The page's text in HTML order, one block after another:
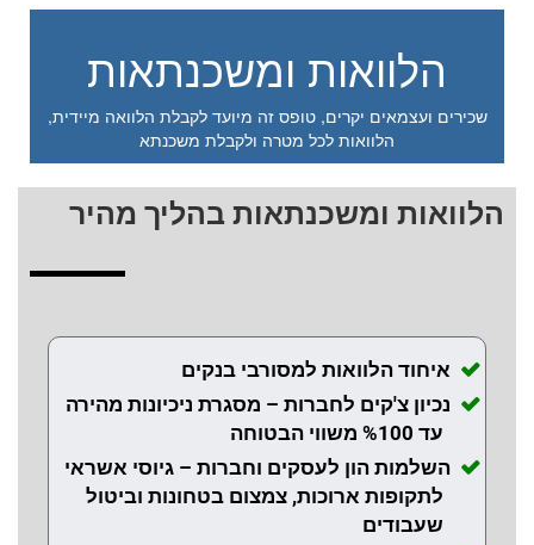
הלוואות ומשכנתאות
שכירים ועצמאים יקרים, טופס זה מיועד לקבלת הלוואה מיידית,
הלוואות לכל מטרה ולקבלת משכנתא
הלוואות ומשכנתאות בהליך מהיר
איחוד הלוואות למסורבי בנקים
נכיון צ'קים לחברות – מסגרת ניכיונות מהירה
עד %100 משווי הבטוחה
השלמות הון לעסקים וחברות – גיוסי אשראי
לתקופות ארוכות, צמצום בטחונות וביטול
שעבודים